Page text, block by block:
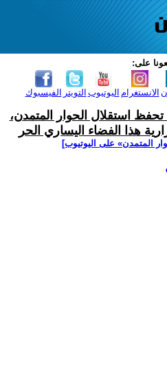
على:
الفيسبوك التويتر اليوتيوب الانستغرام
تحفظ استقلال الحوار المتمدن،
هذا الفضاء اليساري الحر
المتمدن» على اليوتيوب]